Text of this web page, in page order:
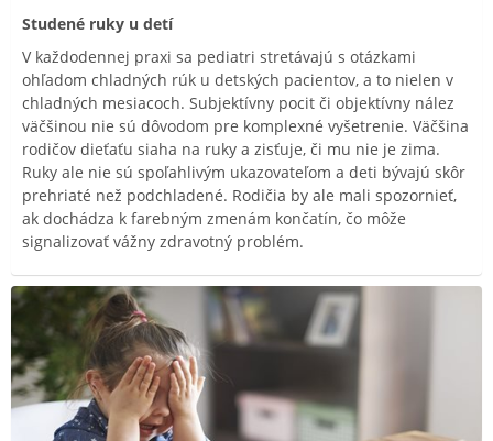
Studené ruky u detí
V každodennej praxi sa pediatri stretávajú s otázkami
ohľadom chladných rúk u detských pacientov, a to nielen v
chladných mesiacoch. Subjektívny pocit či objektívny nález
väčšinou nie sú dôvodom pre komplexné vyšetrenie. Väčšina
rodičov dieťaťu siaha na ruky a zisťuje, či mu nie je zima.
Ruky ale nie sú spoľahlivým ukazovateľom a deti bývajú skôr
prehriaté než podchladené. Rodičia by ale mali spozornieť,
ak dochádza k farebným zmenám končatín, čo môže
signalizovať vážny zdravotný problém.